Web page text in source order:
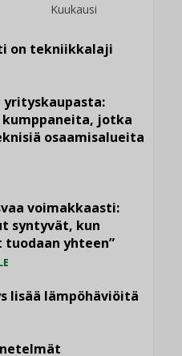
Kuukausi
on tekniikkalaji
yrityskaupasta:
jotka
osaamisalueita
voimakkaasti:
syntyvät, kun
yhteen”
lisää lämpöhäviöitä